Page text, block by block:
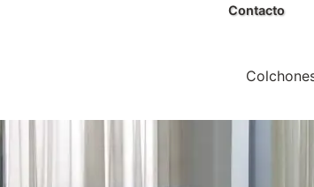
Contacto